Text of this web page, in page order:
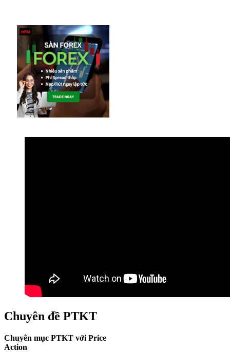
Chuyên đề PTKT
Chuyên mục PTKT với Price
Action